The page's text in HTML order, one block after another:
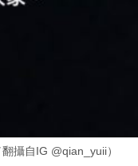
攝自IG @qian_yuii）